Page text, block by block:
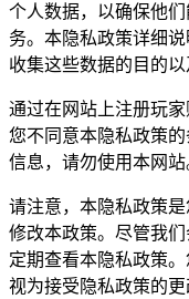
个人数据，以确保他
务。本隐私政策详细
收集这些数据的目的以
通过在网站上注册玩
您不同意本隐私政策
信息，请勿使用本网站
请注意，本隐私政策
修改本政策。尽管我
定期查看本隐私政策
视为接受隐私政策的更